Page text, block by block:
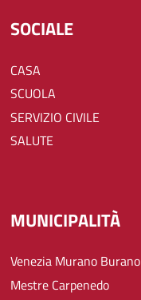
SOCIALE
CASA
SCUOLA
SERVIZIO CIVILE
SALUTE
MUNICIPALITÀ
Venezia Murano Burano
Mestre Carpenedo